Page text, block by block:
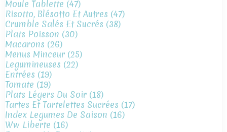
Moule Tablette (47)
Risotto, Blésotto Et Autres (47)
Crumble Salés Et Sucrés (38)
Plats Poisson (30)
Macarons (26)
Menus Minceur (25)
Legumineuses (22)
Entrées (19)
Tomate (19)
Plats Légers Du Soir (18)
Tartes Et Tartelettes Sucrées (17)
Index Legumes De Saison (16)
Ww Liberte (16)